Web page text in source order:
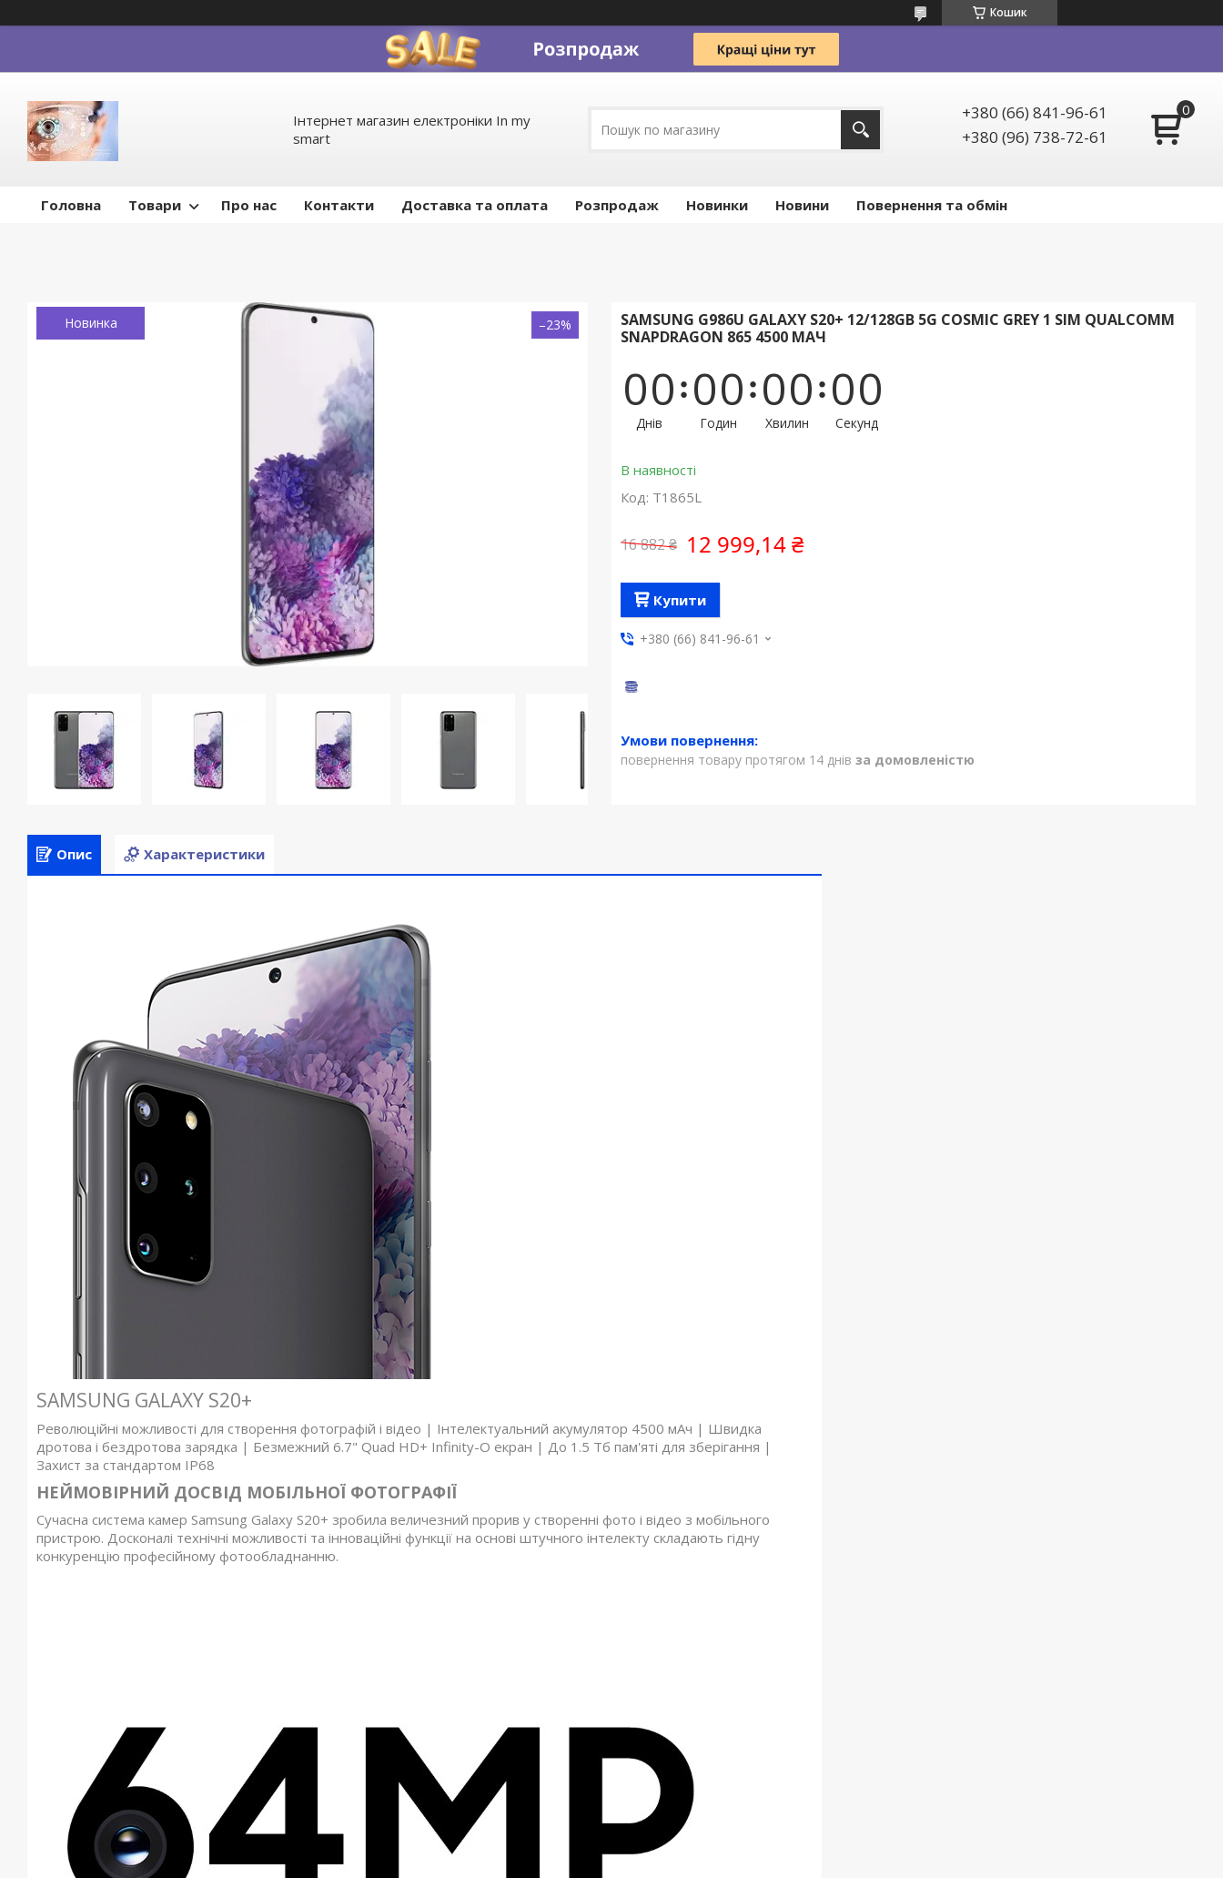
Кошик
Інтернет магазин електроніки In my
smart
+380 (66) 841-96-61
+380 (96) 738-72-61
Головна Товари Про нас Контакти Доставка та оплата Pозпродаж Новинки Новини Повернення та обмін
Новинка –23%
SAMSUNG G986U GALAXY S20+ 12/128GB 5G COSMIC GREY 1 SIM QUALCOMM
SNAPDRAGON 865 4500 МАЧ
00
Днів
00
Годин
00
Хвилин
00
Секунд
В наявності
Код: T1865L
16 882 ₴ 12 999,14 ₴
Купити
+380 (66) 841-96-61
повернення товару протягом 14 днів за домовленістю
Опис Характеристики
SAMSUNG GALAXY S20+
Революційні можливості для створення фотографій і відео | Інтелектуальний акумулятор 4500 мАч | Швидка
дротова і бездротова зарядка | Безмежний 6.7" Quad HD+ Infinity-O екран | До 1.5 Тб пам'яті для зберігання |
Захист за стандартом IP68
НЕЙМОВІРНИЙ ДОСВІД МОБІЛЬНОЇ ФОТОГРАФІЇ
Сучасна система камер Samsung Galaxy S20+ зробила величезний прорив у створенні фото і відео з мобільного
пристрою. Досконалі технічні можливості та інноваційні функції на основі штучного інтелекту складають гідну
конкуренцію професійному фотообладнанню.